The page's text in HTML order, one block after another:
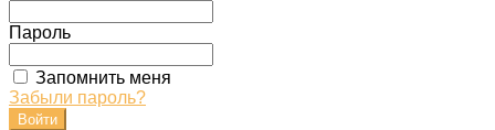
Пароль
Запомнить меня
Забыли пароль?